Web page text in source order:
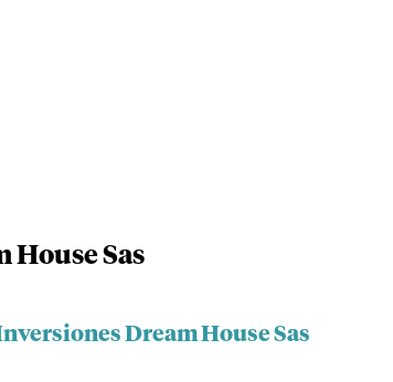
House Sas
Dream House Sas